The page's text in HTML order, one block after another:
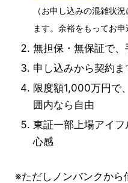
（お申し込みの混雑状
ます。余裕をもってお申
無担保・無保証で
申し込みから契約
限度額1,000万円で
囲内なら自由
東証一部上場アイ
心感
※ただしノンバンクか